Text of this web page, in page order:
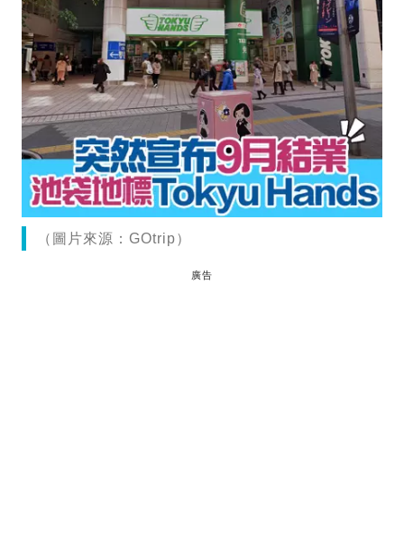
（圖片來源：GOtrip）
廣告